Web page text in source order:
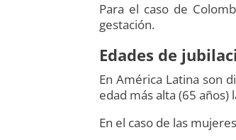
Para el caso de
gestación.
Edades de
En América Latina son
edad más alta (65 años)
En el caso de las